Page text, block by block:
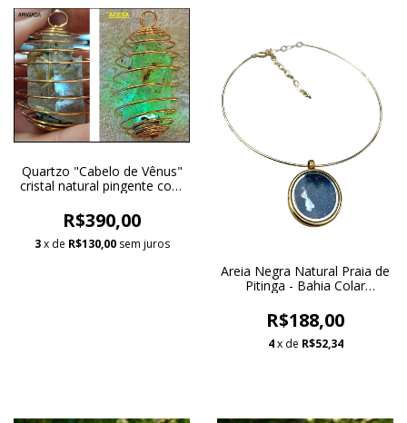
Quartzo "Cabelo de Vênus"
cristal natural pingente com
banho ouro 18k e anel
ajustável
R$390,00
3 x de R$130,00 sem juros
Areia Negra Natural Praia de
Pitinga - Bahia Colar
Flutuante Dourado
R$188,00
4 x de R$52,34